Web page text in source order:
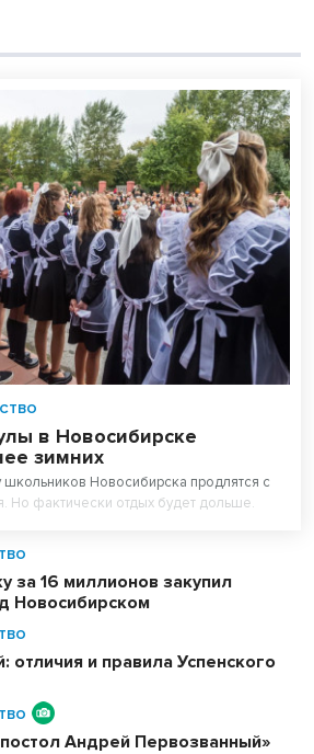
в Новосибирске
зимних
Новосибирска продлятся с
Но фактически отдых будет дольше.
16 миллионов закупил
Новосибирском
отличия и правила Успенского
Андрей Первозванный»